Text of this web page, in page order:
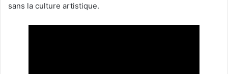
sans la culture artistique.